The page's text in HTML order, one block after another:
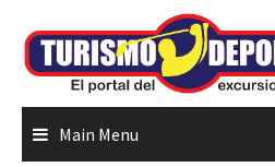
content
Main Menu